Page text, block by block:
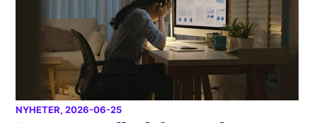
NYHETER, 2026-06-25